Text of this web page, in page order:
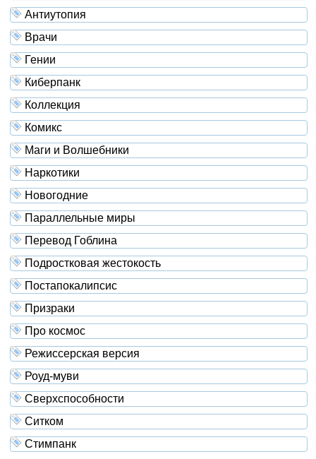
Антиутопия
Врачи
Гении
Киберпанк
Коллекция
Комикс
Маги и Волшебники
Наркотики
Новогодние
Параллельные миры
Перевод Гоблина
Подростковая жестокость
Постапокалипсис
Призраки
Про космос
Режиссерская версия
Роуд-муви
Сверхспособности
Ситком
Стимпанк